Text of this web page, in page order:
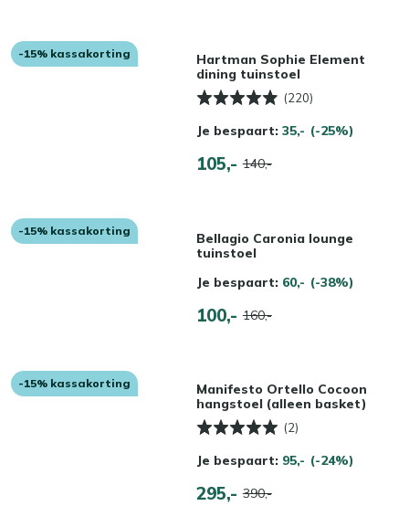
-15% kassakorting
Hartman Sophie Element
dining tuinstoel
(220)
Je bespaart: 35,- (-25%)
105,- 140,-
-15% kassakorting
Bellagio Caronia lounge
tuinstoel
Je bespaart: 60,- (-38%)
100,- 160,-
-15% kassakorting
Manifesto Ortello Cocoon
hangstoel (alleen basket)
(2)
Je bespaart: 95,- (-24%)
295,- 390,-